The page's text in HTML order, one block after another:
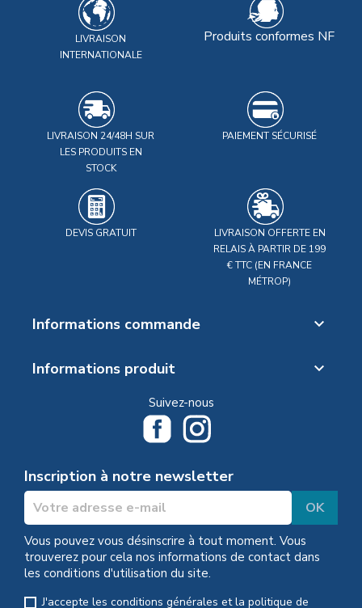
LIVRAISON
INTERNATIONALE
Produits conformes NF
LIVRAISON 24/48H SUR
LES PRODUITS EN
STOCK
PAIEMENT SÉCURISÉ
DEVIS GRATUIT
LIVRAISON OFFERTE EN
RELAIS À PARTIR DE 199
€ TTC (EN FRANCE
MÉTROP)
Informations commande 
Informations produit 
Suivez-nous
Inscription à notre newsletter
Vous pouvez vous désinscrire à tout moment. Vous
trouverez pour cela nos informations de contact dans
les conditions d'utilisation du site.
J'accepte les conditions générales et la politique de